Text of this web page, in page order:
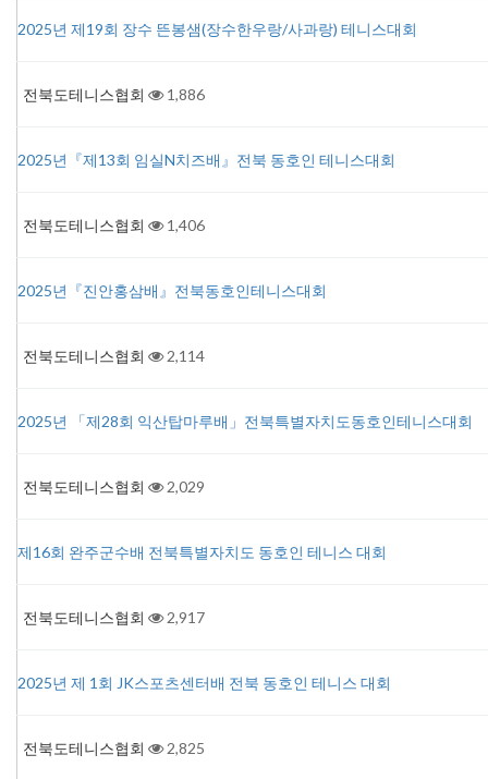
2025년 제19회 장수 뜬봉샘(장수한우랑/사과랑) 테니스대회
전북도테니스협회 1,886
2025년『제13회 임실N치즈배』전북 동호인 테니스대회
전북도테니스협회 1,406
2025년『진안홍삼배』전북동호인테니스대회
전북도테니스협회 2,114
2025년 「제28회 익산탑마루배」전북특별자치도동호인테니스대회
전북도테니스협회 2,029
제16회 완주군수배 전북특별자치도 동호인 테니스 대회
전북도테니스협회 2,917
2025년 제 1회 JK스포츠센터배 전북 동호인 테니스 대회
전북도테니스협회 2,825